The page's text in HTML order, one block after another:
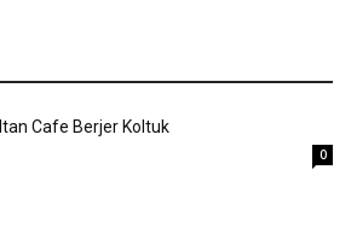
Cafe Berjer Koltuk
0